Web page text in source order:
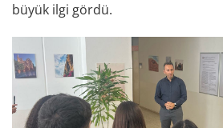
büyük ilgi gördü.